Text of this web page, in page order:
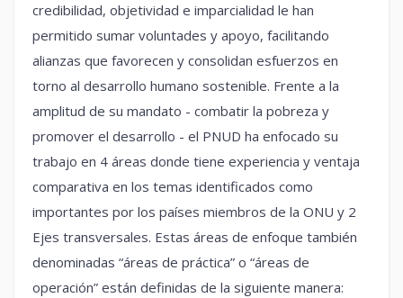
credibilidad, objetividad e imparcialidad le han
permitido sumar voluntades y apoyo, facilitando
alianzas que favorecen y consolidan esfuerzos en
torno al desarrollo humano sostenible. Frente a la
amplitud de su mandato - combatir la pobreza y
promover el desarrollo - el PNUD ha enfocado su
trabajo en 4 áreas donde tiene experiencia y ventaja
comparativa en los temas identificados como
importantes por los países miembros de la ONU y 2
Ejes transversales. Estas áreas de enfoque también
denominadas “áreas de práctica” o “áreas de
operación” están definidas de la siguiente manera: